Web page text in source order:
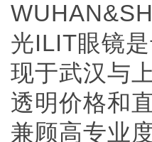
光ILIT眼镜
现于武汉与
透明价格和
兼顾高专业